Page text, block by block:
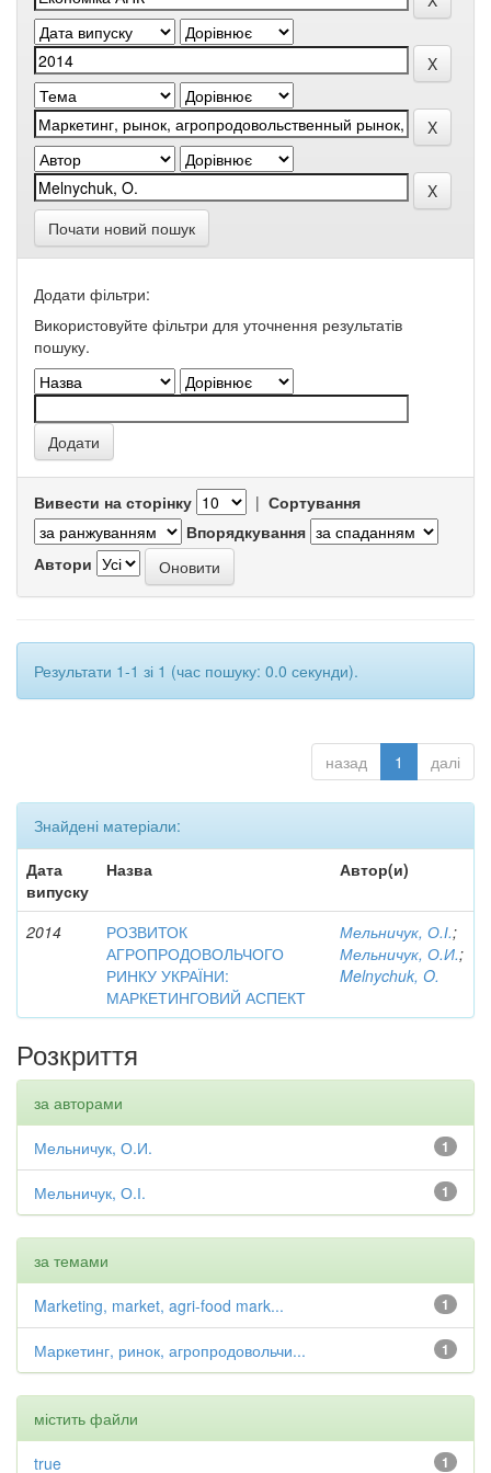
Почати новий пошук
Додати фільтри:
Використовуйте фільтри для уточнення результатів
пошуку.
Вивести на сторінку | Сортування
Впорядкування
Автори
Результати 1-1 зі 1 (час пошуку: 0.0 секунди).
назад 1 далі
Знайдені матеріали:
Дата
випуску
Назва Автор(и)
2014
РОЗВИТОК
АГРОПРОДОВОЛЬЧОГО
РИНКУ УКРАЇНИ:
МАРКЕТИНГОВИЙ АСПЕКТ
Мельничук, О.І.;
Мельничук, О.И.;
Melnychuk, O.
Розкриття
за авторами
1
Мельничук, О.И.
1
Мельничук, О.І.
за темами
1
Marketing, market, agri-food mark...
1
Маркетинг, ринок, агропродовольчи...
містить файли
1
true